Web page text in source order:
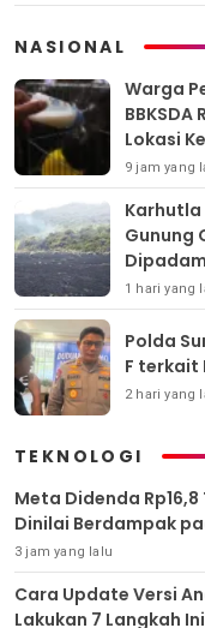
NASIONAL
Warga
Lokasi
9 jam yang
Gunung
1 hari yang
Polda
F terkait
2 hari yang
TEKNOLOGI
Meta Didenda
Dinilai Berdampak
3 jam yang lalu
Cara Update Versi
Lakukan 7 Langkah Ini